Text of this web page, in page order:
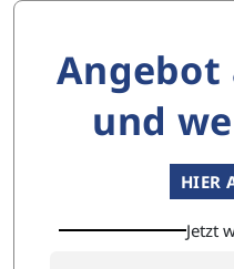
Angebot
und
HIER
Jetzt